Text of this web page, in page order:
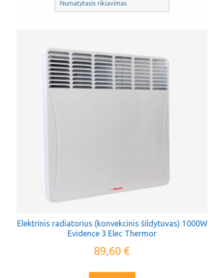
Elektrinis radiatorius (konvekcinis šildytuvas) 1000W
Evidence 3 Elec Thermor
89,60 €